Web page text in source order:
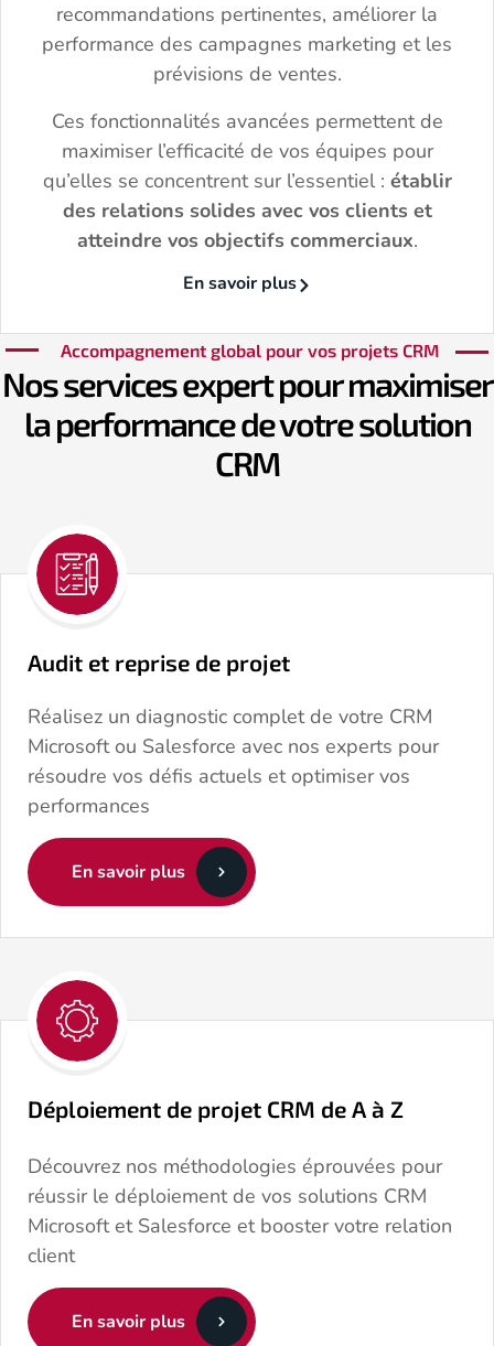
recommandations pertinentes, améliorer la
performance des campagnes marketing et les
prévisions de ventes.
Ces fonctionnalités avancées permettent de
maximiser l’efficacité de vos équipes pour
qu’elles se concentrent sur l’essentiel : établir
des relations solides avec vos clients et
atteindre vos objectifs commerciaux.
En savoir plus
Accompagnement global pour vos projets CRM
Nos services expert pour maximiser
la performance de votre solution
CRM
Audit et reprise de projet
Réalisez un diagnostic complet de votre CRM
Microsoft ou Salesforce avec nos experts pour
résoudre vos défis actuels et optimiser vos
performances
En savoir plus
Déploiement de projet CRM de A à Z
Découvrez nos méthodologies éprouvées pour
réussir le déploiement de vos solutions CRM
Microsoft et Salesforce et booster votre relation
client
En savoir plus